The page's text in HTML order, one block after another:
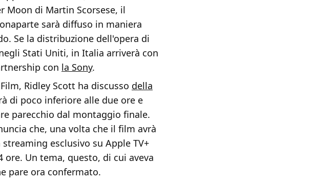
Moon di Martin Scorsese, il
sarà diffuso in maniera
Se la distribuzione dell'opera di
Stati Uniti, in Italia arriverà con
con la Sony.
Ridley Scott ha discusso della
di poco inferiore alle due ore e
parecchio dal montaggio finale.
che, una volta che il film avrà
esclusivo su Apple TV+
Un tema, questo, di cui aveva
pare ora confermato.